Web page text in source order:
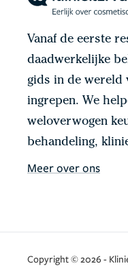
Vanaf de eerste
daadwerkelijke
gids in de wereld
ingrepen. We
weloverwogen
behandeling,
Meer over ons
Copyright © 2026 -